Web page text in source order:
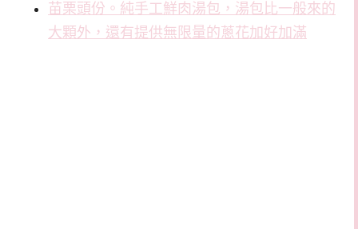
苗栗頭份。純手工鮮肉湯包，湯包比一般來的
大顆外，還有提供無限量的蔥花加好加滿